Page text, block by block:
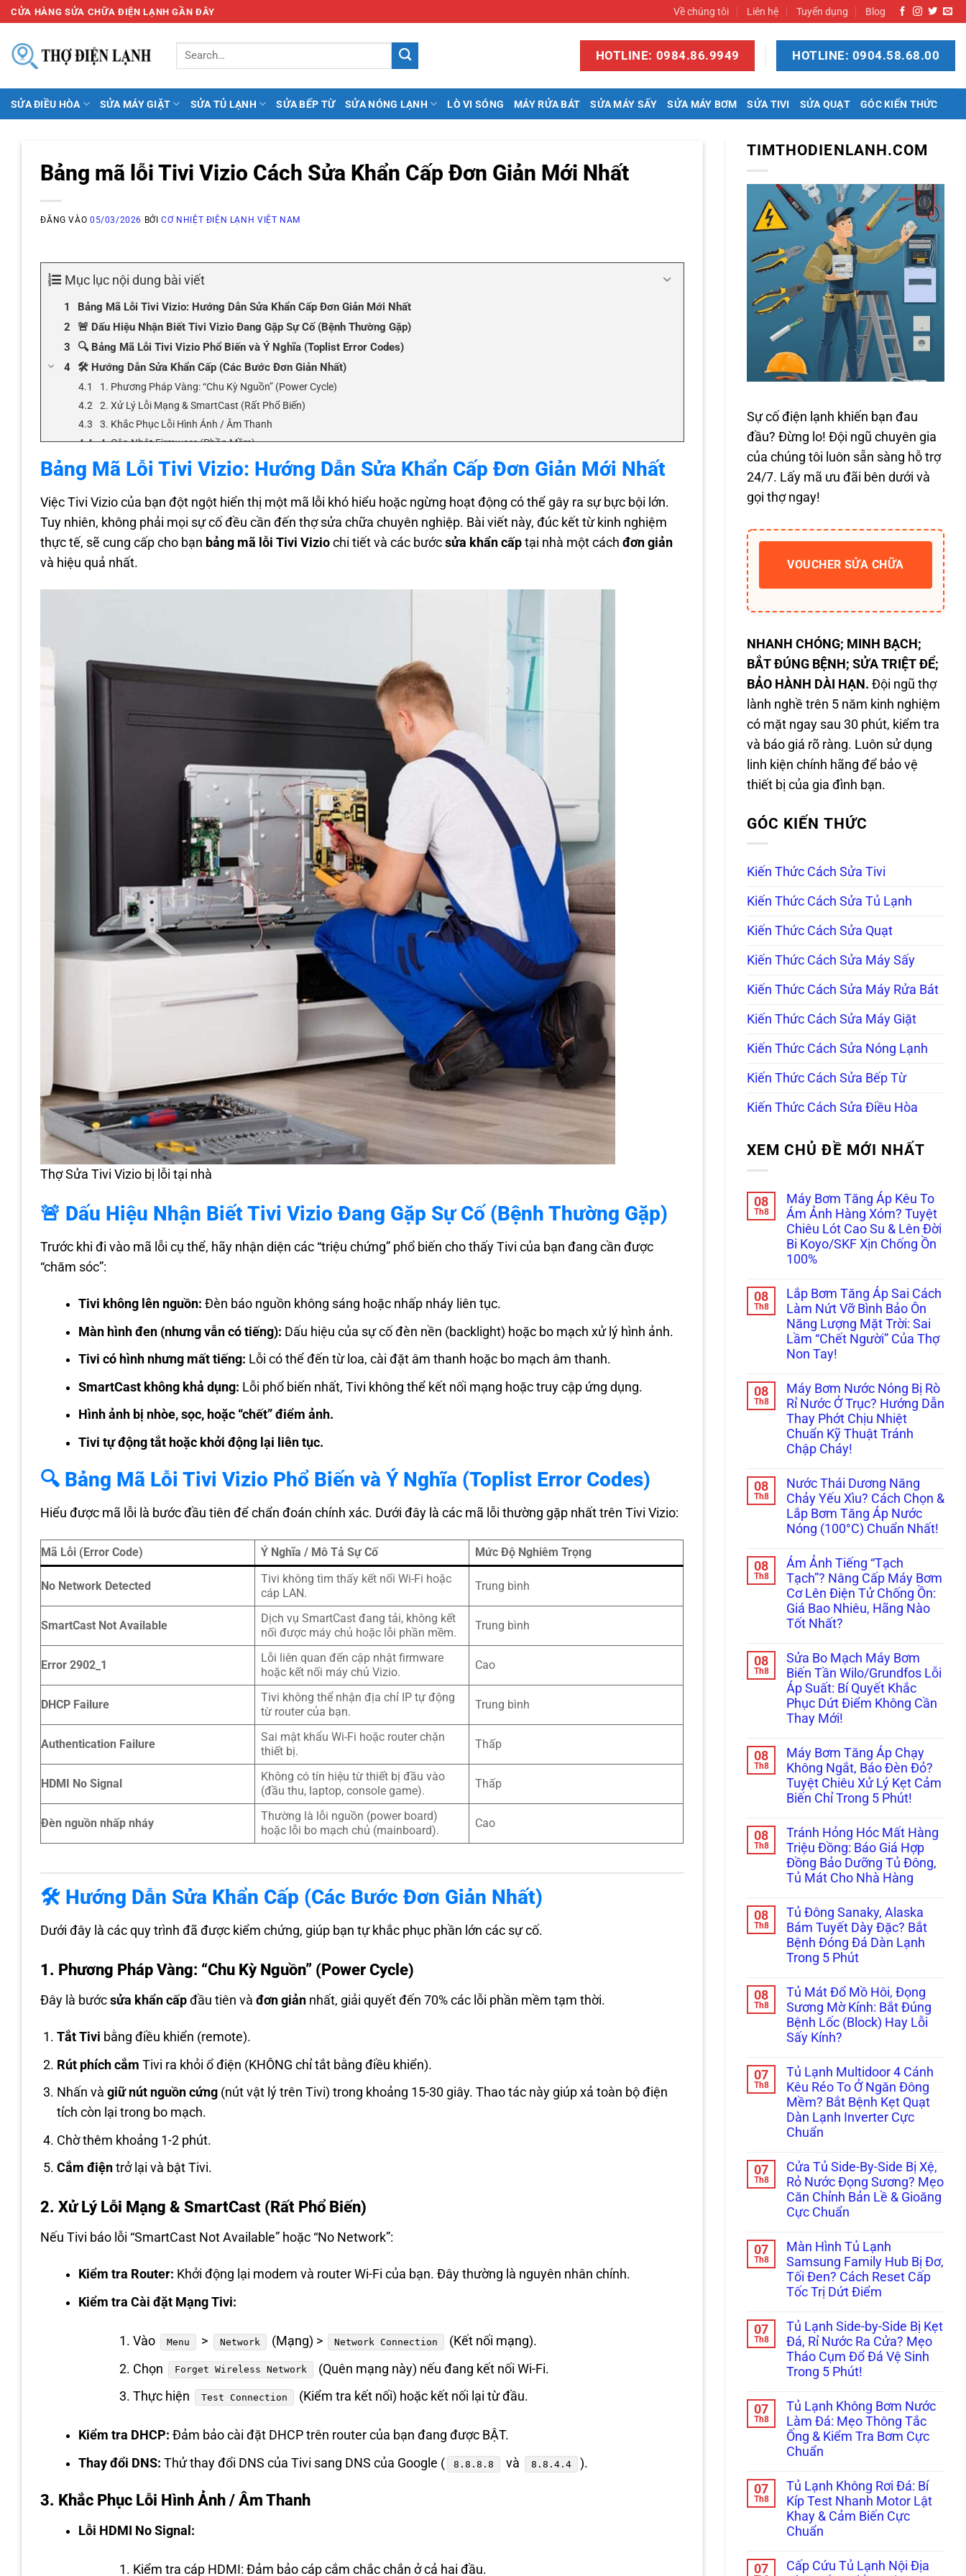
Bỏ
nội
dung
CỬA HÀNG SỬA CHỮA ĐIỆN LẠNH GẦN ĐÂY Về chúng tôi Liên hệ Tuyển dụng Blog
HOTLINE: 0984.86.9949 HOTLINE: 0904.58.68.00
SỬA ĐIỀU HÒA SỬA MÁY GIẶT SỬA TỦ LẠNH SỬA BẾP TỪ SỬA NÓNG LẠNH LÒ VI SÓNG MÁY RỬA BÁT SỬA MÁY SẤY SỬA MÁY BƠM SỬA TIVI SỬA QUẠT GÓC KIẾN THỨC
Bảng mã lỗi Tivi Vizio Cách Sửa Khẩn Cấp Đơn Giản Mới Nhất
ĐĂNG VÀO 05/03/2026 BỞICƠ NHIỆT ĐIỆN LẠNH VIỆT NAM
Mục lục nội dung bài viết
Bảng Mã Lỗi Tivi Vizio: Hướng Dẫn Sửa Khẩn Cấp Đơn Giản Mới Nhất
🚨 Dấu Hiệu Nhận Biết Tivi Vizio Đang Gặp Sự Cố (Bệnh Thường Gặp)
🔍 Bảng Mã Lỗi Tivi Vizio Phổ Biến và Ý Nghĩa (Toplist Error Codes)
🛠️ Hướng Dẫn Sửa Khẩn Cấp (Các Bước Đơn Giản Nhất)
1. Phương Pháp Vàng: “Chu Kỳ Nguồn” (Power Cycle)
2. Xử Lý Lỗi Mạng & SmartCast (Rất Phổ Biến)
3. Khắc Phục Lỗi Hình Ảnh / Âm Thanh
4. Cập Nhật Firmware (Phần Mềm)
📖 Case Study: Khắc Phục Lỗi “SmartCast Not Available” Thực Tế
⚠️ Cảnh Báo An Toàn: Khi Nào KHÔNG Nên Tự Sửa?
💰 Bảng Giá Tham Khảo Dịch Vụ Sửa Chữa Tivi Vizio
📍 Danh Sách Địa Chỉ Sửa Chữa Uy Tín (List Local)
❓ Câu Hỏi Thường Gặp (FAQs)
Tổng Kết
Bảng Mã Lỗi Tivi Vizio: Hướng Dẫn Sửa Khẩn Cấp Đơn Giản Mới Nhất
Việc Tivi Vizio của bạn đột ngột hiển thị một mã lỗi khó hiểu hoặc ngừng hoạt động có thể gây ra sự bực bội lớn.
Tuy nhiên, không phải mọi sự cố đều cần đến thợ sửa chữa chuyên nghiệp. Bài viết này, đúc kết từ kinh nghiệm
thực tế, sẽ cung cấp cho bạn bảng mã lỗi Tivi Vizio chi tiết và các bướcsửa khẩn cấp tại nhà một cáchđơn giản
và hiệu quả nhất.
Thợ Sửa Tivi Vizio bị lỗi tại nhà
🚨 Dấu Hiệu Nhận Biết Tivi Vizio Đang Gặp Sự Cố (Bệnh Thường Gặp)
Trước khi đi vào mã lỗi cụ thể, hãy nhận diện các “triệu chứng” phổ biến cho thấy Tivi của bạn đang cần được
“chăm sóc”:
Tivi không lên nguồn: Đèn báo nguồn không sáng hoặc nhấp nháy liên tục.
Màn hình đen (nhưng vẫn có tiếng): Dấu hiệu của sự cố đèn nền (backlight) hoặc bo mạch xử lý hình ảnh.
Tivi có hình nhưng mất tiếng: Lỗi có thể đến từ loa, cài đặt âm thanh hoặc bo mạch âm thanh.
SmartCast không khả dụng: Lỗi phổ biến nhất, Tivi không thể kết nối mạng hoặc truy cập ứng dụng.
Hình ảnh bị nhòe, sọc, hoặc “chết” điểm ảnh.
Tivi tự động tắt hoặc khởi động lại liên tục.
🔍 Bảng Mã Lỗi Tivi Vizio Phổ Biến và Ý Nghĩa (Toplist Error Codes)
Hiểu được mã lỗi là bước đầu tiên để chẩn đoán chính xác. Dưới đây là các mã lỗi thường gặp nhất trên Tivi Vizio:
Mã Lỗi (Error Code) Ý Nghĩa / Mô Tả Sự Cố Mức Độ Nghiêm Trọng
No Network Detected
Tivi không tìm thấy kết nối Wi-Fi hoặc
cáp LAN.
Trung bình
SmartCast Not Available
Dịch vụ SmartCast đang tải, không kết
nối được máy chủ hoặc lỗi phần mềm.
Trung bình
Error 2902_1
Lỗi liên quan đến cập nhật firmware
hoặc kết nối máy chủ Vizio.
Cao
DHCP Failure
Tivi không thể nhận địa chỉ IP tự động
từ router của bạn.
Trung bình
Authentication Failure
Sai mật khẩu Wi-Fi hoặc router chặn
thiết bị.
Thấp
HDMI No Signal
Không có tín hiệu từ thiết bị đầu vào
(đầu thu, laptop, console game).
Thấp
Đèn nguồn nhấp nháy
Thường là lỗi nguồn (power board)
hoặc lỗi bo mạch chủ (mainboard).
Cao
🛠️ Hướng Dẫn Sửa Khẩn Cấp (Các Bước Đơn Giản Nhất)
Dưới đây là các quy trình đã được kiểm chứng, giúp bạn tự khắc phục phần lớn các sự cố.
1. Phương Pháp Vàng: “Chu Kỳ Nguồn” (Power Cycle)
Đây là bướcsửa khẩn cấp đầu tiên vàđơn giản nhất, giải quyết đến 70% các lỗi phần mềm tạm thời.
Tắt Tivi bằng điều khiển (remote).
Rút phích cắm Tivi ra khỏi ổ điện (KHÔNG chỉ tắt bằng điều khiển).
Nhấn vàgiữ nút nguồn cứng (nút vật lý trên Tivi) trong khoảng 15-30 giây. Thao tác này giúp xả toàn bộ điện
tích còn lại trong bo mạch.
Chờ thêm khoảng 1-2 phút.
Cắm điện trở lại và bật Tivi.
2. Xử Lý Lỗi Mạng & SmartCast (Rất Phổ Biến)
Nếu Tivi báo lỗi “SmartCast Not Available” hoặc “No Network”:
Kiểm tra Router: Khởi động lại modem và router Wi-Fi của bạn. Đây thường là nguyên nhân chính.
Kiểm tra Cài đặt Mạng Tivi:
Vào Menu > Network (Mạng) > Network Connection
(Kết nối mạng).
Chọn
Forget Wireless Network
(Quên mạng này) nếu đang kết nối Wi-Fi.
Thực hiện
Test Connection (Kiểm tra kết nối) hoặc kết nối lại từ đầu.
Kiểm tra DHCP: Đảm bảo cài đặt DHCP trên router của bạn đang được BẬT.
Thay đổi DNS: Thử thay đổi DNS của Tivi sang DNS của Google ( 8.8.8.8 và 8.8.4.4 ).
3. Khắc Phục Lỗi Hình Ảnh / Âm Thanh
Lỗi HDMI No Signal:
Kiểm tra cáp HDMI: Đảm bảo cáp cắm chắc chắn ở cả hai đầu.
TIMTHODIENLANH.COM
Sự cố điện lạnh khiến bạn đau
đầu? Đừng lo! Đội ngũ chuyên gia
của chúng tôi luôn sẵn sàng hỗ trợ
24/7. Lấy mã ưu đãi bên dưới và
gọi thợ ngay!
VOUCHER SỬA CHỮA
NHANH CHÓNG; MINH BẠCH;
BẮT ĐÚNG BỆNH; SỬA TRIỆT ĐỂ;
BẢO HÀNH DÀI HẠN. Đội ngũ thợ
lành nghề trên 5 năm kinh nghiệm
có mặt ngay sau 30 phút, kiểm tra
và báo giá rõ ràng. Luôn sử dụng
linh kiện chính hãng để bảo vệ
thiết bị của gia đình bạn.
GÓC KIẾN THỨC
Kiến Thức Cách Sửa Tivi
Kiến Thức Cách Sửa Tủ Lạnh
Kiến Thức Cách Sửa Quạt
Kiến Thức Cách Sửa Máy Sấy
Kiến Thức Cách Sửa Máy Rửa Bát
Kiến Thức Cách Sửa Máy Giặt
Kiến Thức Cách Sửa Nóng Lạnh
Kiến Thức Cách Sửa Bếp Từ
Kiến Thức Cách Sửa Điều Hòa
XEM CHỦ ĐỀ MỚI NHẤT
08
Th8
Máy Bơm Tăng Áp Kêu To
Ám Ảnh Hàng Xóm? Tuyệt
Chiêu Lót Cao Su & Lên Đời
Bi Koyo/SKF Xịn Chống Ồn
100%
bình
luận
ở
Máy
Bơm
Tăng
Áp
Ám
Ảnh
Hàng
Xóm?
Tuyệt
Chiêu
Lót
Cao
Lên
Đời
Bi
Koyo/SKF
Xịn
Chống
100%
08
Th8
Lắp Bơm Tăng Áp Sai Cách
Làm Nứt Vỡ Bình Bảo Ôn
Năng Lượng Mặt Trời: Sai
Lầm “Chết Người” Của Thợ
Non Tay!
bình
luận
ở
Lắp
Bơm
Tăng
Áp
Làm
Nứt
Vỡ
Bình
Bảo
Ôn
Mặt
Trời:
Sai
Lầm
“Chết
Người”
Của
Thợ
Tay!
08
Th8
Máy Bơm Nước Nóng Bị Rò
Rỉ Nước Ở Trục? Hướng Dẫn
Thay Phớt Chịu Nhiệt
Chuẩn Kỹ Thuật Tránh
Chập Cháy!
bình
luận
ở
Máy
Bơm
Nước
Bị
Rò
Rỉ
Nước
Ở
Trục?
Hướng
Dẫn
Chịu
Nhiệt
Chuẩn
Kỹ
Thuật
Tránh
Chập
Cháy!
08
Th8
Nước Thái Dương Năng
Chảy Yếu Xìu? Cách Chọn &
Lắp Bơm Tăng Áp Nước
Nóng (100°C) Chuẩn Nhất!
có
bình
luận
ở
Nước
Thái
Dương
Năng
Xìu?
Cách
Chọn
&
Lắp
Bơm
Tăng
Áp
Nóng
(100°C)
Chuẩn
Nhất!
08
Th8
Ám Ảnh Tiếng “Tạch
Tạch”? Nâng Cấp Máy Bơm
Cơ Lên Điện Tử Chống Ồn:
Giá Bao Nhiêu, Hãng Nào
Tốt Nhất?
bình
luận
ở
Ám
Ảnh
Tiếng
“Tạch
Cấp
Máy
Bơm
Cơ
Lên
Điện
Ồn:
Giá
Bao
Nhiêu,
Hãng
Nào
08
Th8
Sửa Bo Mạch Máy Bơm
Biến Tần Wilo/Grundfos Lỗi
Áp Suất: Bí Quyết Khắc
Phục Dứt Điểm Không Cần
Thay Mới!
bình
luận
ở
Sửa
Bo
Mạch
Bơm
Biến
Tần
Wilo/Grundfos
Lỗi
Áp
Suất:
Quyết
Khắc
Phục
Dứt
Điểm
Không
Cần
Mới!
08
Th8
Máy Bơm Tăng Áp Chạy
Không Ngắt, Báo Đèn Đỏ?
Tuyệt Chiêu Xử Lý Kẹt Cảm
Biến Chỉ Trong 5 Phút!
bình
luận
ở
Máy
Bơm
Tăng
Chạy
Không
Ngắt,
Báo
Đèn
Đỏ?
Tuyệt
Lý
Kẹt
Cảm
Biến
Chỉ
Trong
Phút!
08
Th8
Tránh Hỏng Hóc Mất Hàng
Triệu Đồng: Báo Giá Hợp
Đồng Bảo Dưỡng Tủ Đông,
Tủ Mát Cho Nhà Hàng
bình
luận
ở
Tránh
Hỏng
Hóc
Hàng
Triệu
Đồng:
Báo
Giá
Hợp
Đồng
Dưỡng
Tủ
Đông,
Tủ
Mát
Cho
Nhà
Hàng
08
Th8
Tủ Đông Sanaky, Alaska
Bám Tuyết Dày Đặc? Bắt
Bệnh Đóng Đá Dàn Lạnh
Trong 5 Phút
bình
luận
ở
Tủ
Đông
Sanaky,
Bám
Tuyết
Dày
Đặc?
Bắt
Bệnh
Đóng
Đá
Trong
5
Phút
08
Th8
Tủ Mát Đổ Mồ Hôi, Đọng
Sương Mờ Kính: Bắt Đúng
Bệnh Lốc (Block) Hay Lỗi
Sấy Kính?
bình
luận
ở
Tủ
Mát
Đổ
Mồ
Sương
Mờ
Kính:
Bắt
Đúng
Bệnh
Hay
Lỗi
Sấy
Kính?
07
Th8
Tủ Lạnh Multidoor 4 Cánh
Kêu Réo To Ở Ngăn Đông
Mềm? Bắt Bệnh Kẹt Quạt
Dàn Lạnh Inverter Cực
Chuẩn
bình
luận
ở
Tủ
Lạnh
Multidoor
Cánh
Kêu
Réo
To
Ngăn
Đông
Bắt
Bệnh
Kẹt
Quạt
Dàn
Lạnh
Inverter
Chuẩn
07
Th8
Cửa Tủ Side-By-Side Bị Xệ,
Rỏ Nước Đọng Sương? Mẹo
Căn Chỉnh Bản Lề & Gioăng
Cực Chuẩn
bình
luận
ở
Cửa
Tủ
Side-
Side
Xệ,
Rỏ
Nước
Đọng
Sương?
Căn
Chỉnh
Bản
Lề
&
Gioăng
Cực
07
Th8
Màn Hình Tủ Lạnh
Samsung Family Hub Bị Đơ,
Tối Đen? Cách Reset Cấp
Tốc Trị Dứt Điểm
bình
luận
ở
Màn
Hình
Tủ
Samsung
Family
Hub
Bị
Đơ,
Tối
Đen?
Reset
Cấp
Tốc
Trị
Dứt
Điểm
07
Th8
Tủ Lạnh Side-by-Side Bị Kẹt
Đá, Rỉ Nước Ra Cửa? Mẹo
Tháo Cụm Đổ Đá Vệ Sinh
Trong 5 Phút!
bình
luận
ở
Tủ
Lạnh
Side-
Side
Kẹt
Đá,
Rỉ
Nước
Ra
Mẹo
Tháo
07
Th8
Tủ Lạnh Không Bơm Nước
Làm Đá: Mẹo Thông Tắc
Ống & Kiểm Tra Bơm Cực
Chuẩn
bình
luận
ở
Tủ
Lạnh
Không
Nước
Làm
07
Th8
Tủ Lạnh Không Rơi Đá: Bí
Kíp Test Nhanh Motor Lật
Khay & Cảm Biến Cực
Chuẩn
bình
07
Cấp Cứu Tủ Lạnh Nội Địa